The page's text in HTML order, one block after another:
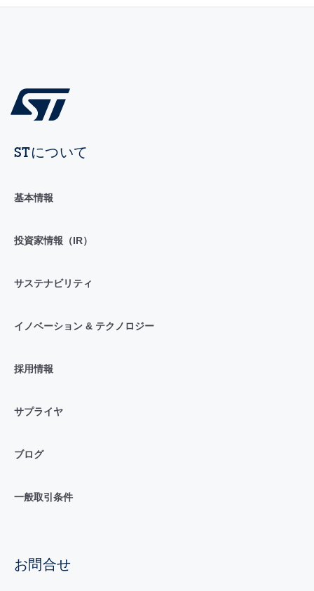
STについて
基本情報
投資家情報（IR）
サステナビリティ
イノベーション & テクノロジー
採用情報
サプライヤ
ブログ
一般取引条件
お問合せ